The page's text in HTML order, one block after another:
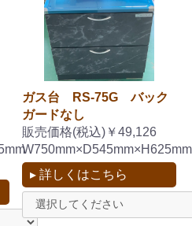
ガス台 RS-75G バック
ガードなし
販売価格(税込)￥49,126
W750mm×D545mm×H625mm
▸ 詳しくはこちら
カートへ進む